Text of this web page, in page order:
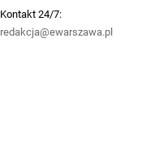
Kontakt 24/7:
redakcja@ewarszawa.pl